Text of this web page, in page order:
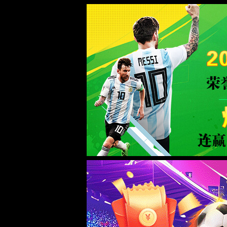
365(beat·中文)唯一官方网站